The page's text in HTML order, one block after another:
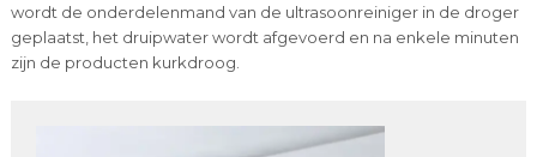
wordt de onderdelenmand van de ultrasoonreiniger in de droger
geplaatst, het druipwater wordt afgevoerd en na enkele minuten
zijn de producten kurkdroog.